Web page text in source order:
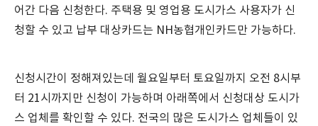
어간 다음 신청한다. 주택용 및 영업용 도시가스 사용자가 신
청할 수 있고 납부 대상카드는 NH농협개인카드만 가능하다.
신청시간이 정해져있는데 월요일부터 토요일까지 오전 8시부
터 21시까지만 신청이 가능하며 아래쪽에서 신청대상 도시가
스 업체를 확인할 수 있다. 전국의 많은 도시가스 업체들이 있